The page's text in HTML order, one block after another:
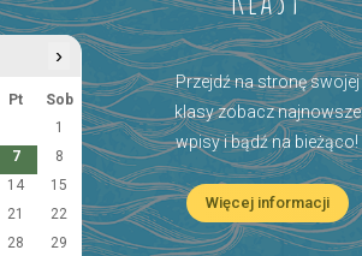
›
Pt
Sob
1
7
8
14
15
21
22
28
29
Przejdź na stronę swojej
klasy zobacz najnowsze
wpisy i bądź na bieżąco!
Więcej informacji